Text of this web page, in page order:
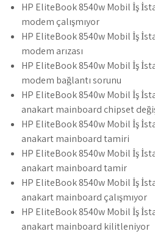
HP EliteBook 8540w Mobil İş
modem çalışmıyor
HP EliteBook 8540w Mobil İş
modem arızası
HP EliteBook 8540w Mobil İş
modem bağlantı sorunu
HP EliteBook 8540w Mobil İş
anakart mainboard chipset
HP EliteBook 8540w Mobil İş
anakart mainboard tamiri
HP EliteBook 8540w Mobil İş
anakart mainboard tamir
HP EliteBook 8540w Mobil İş
anakart mainboard çalışmıyor
HP EliteBook 8540w Mobil İş
anakart mainboard kilitleniyor